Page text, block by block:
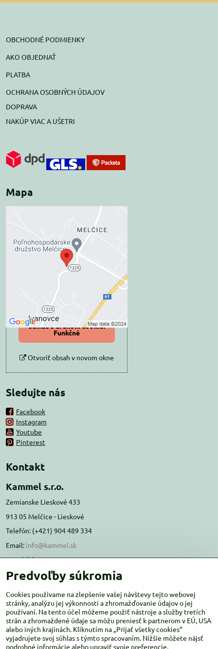
OBCHODNÉ PODMIENKY
AKO OBJEDNAŤ
PLATBA
OCHRANA OSOBNÝCH ÚDAJOV
DOPRAVA
NAKÚP VIAC A UŠETRI
Mapa
Externý obsah je
blokovaný Voľbami
súkromia
Prajete si načítať externý obsah?
Povoliť tentokrát
Povoliť a zapamätať -
súhlas s druhom cookie:
Funkčné
Otvoriť obsah v novom okne
Sledujte nás
Facebook
Instagram
Youtube
Pinterest
Kontakt
Kammel s.r.o.
Zemianske Lieskové 433
913 05 Melčice - Lieskové
Telefón: (+421) 904 489 334
Email: info@kammel.sk
Prevádzka:
Administratívna budova PD Melčice
Otváracie hodiny:PO-ŠT 8:00 - 16:00
PIA-NE Zatvorené
Predvoľby súkromia
Cookies používame na zlepšenie vašej návštevy tejto webovej
stránky, analýzu jej výkonnosti a zhromažďovanie údajov o jej
používaní. Na tento účel môžeme použiť nástroje a služby tretích
strán a zhromaždené údaje sa môžu preniesť k partnerom v EÚ, USA
alebo iných krajinách. Kliknutím na „Prijať všetky cookies“
vyjadrujete svoj súhlas s týmto spracovaním. Nižšie môžete nájsť
podrobné informácie alebo upraviť svoje preferencie.